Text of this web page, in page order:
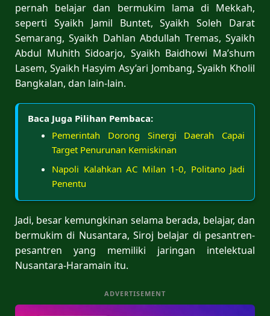
pernah belajar dan bermukim lama di Mekkah,
seperti Syaikh Jamil Buntet, Syaikh Soleh Darat
Semarang, Syaikh Dahlan Abdullah Tremas, Syaikh
Abdul Muhith Sidoarjo, Syaikh Baidhowi Ma’shum
Lasem, Syaikh Hasyim Asy’ari Jombang, Syaikh Kholil
Bangkalan, dan lain-lain.
Baca Juga Pilihan Pembaca:
Pemerintah Dorong Sinergi Daerah Capai
Target Penurunan Kemiskinan
Napoli Kalahkan AC Milan 1-0, Politano Jadi
Penentu
Jadi, besar kemungkinan selama berada, belajar, dan
bermukim di Nusantara, Siroj belajar di pesantren-
pesantren yang memiliki jaringan intelektual
Nusantara-Haramain itu.
ADVERTISEMENT